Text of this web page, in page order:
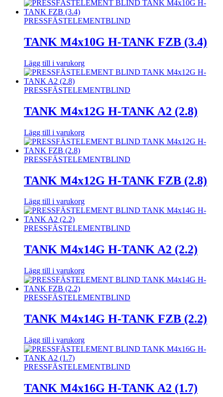
PRESSFÄSTELEMENTBLIND
TANK M4x10G H-TANK FZB (3.4)
Lägg till i varukorg
PRESSFÄSTELEMENTBLIND
TANK M4x12G H-TANK A2 (2.8)
Lägg till i varukorg
PRESSFÄSTELEMENTBLIND
TANK M4x12G H-TANK FZB (2.8)
Lägg till i varukorg
PRESSFÄSTELEMENTBLIND
TANK M4x14G H-TANK A2 (2.2)
Lägg till i varukorg
PRESSFÄSTELEMENTBLIND
TANK M4x14G H-TANK FZB (2.2)
Lägg till i varukorg
PRESSFÄSTELEMENTBLIND
TANK M4x16G H-TANK A2 (1.7)